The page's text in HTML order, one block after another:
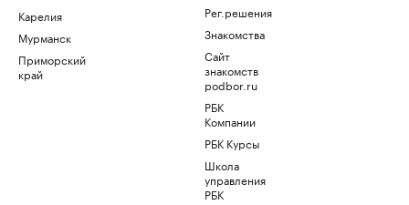
Карелия
Мурманск
Приморский
край
Рег.решения
Знакомства
Сайт
знакомств
podbor.ru
РБК
Компании
РБК Курсы
Школа
управления
РБК